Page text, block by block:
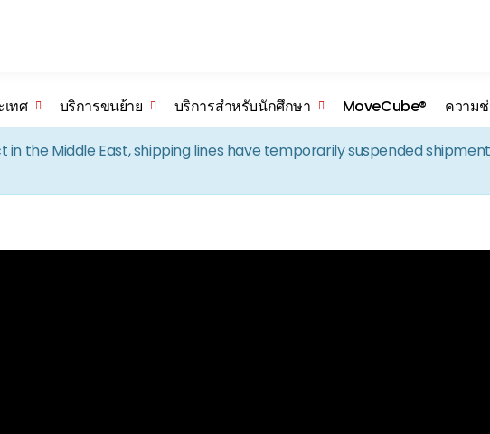
ทศ บริการขนย้าย บริการสำหรับนักศึกษา MoveCube® ความ
the Middle East, shipping lines have temporarily suspended